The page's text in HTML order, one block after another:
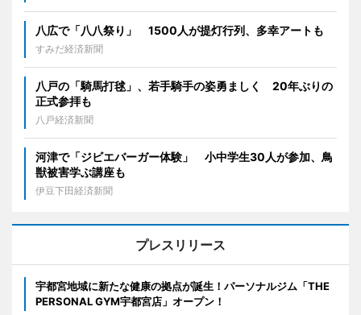
八広で「八八祭り」 1500人が提灯行列、多幸アートも
すみだ経済新聞
八戸の「騎馬打毬」、若手騎手の姿勇ましく 20年ぶりの
正式参拝も
八戸経済新聞
河津で「ジビエバーガー体験」 小中学生30人が参加、鳥
獣被害学ぶ講座も
伊豆下田経済新聞
プレスリリース
宇都宮地域に新たな健康の拠点が誕生！パーソナルジム「THE
PERSONAL GYM宇都宮店」オープン！